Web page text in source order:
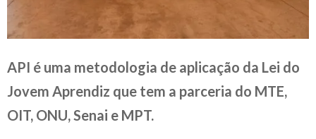
API é uma metodologia de aplicação da Lei do
Jovem Aprendiz que tem a parceria do MTE,
OIT, ONU, Senai e MPT.